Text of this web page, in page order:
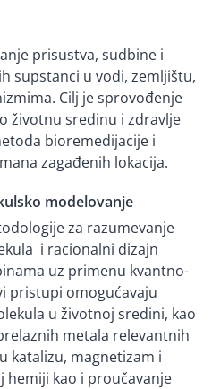
prisustva, sudbine i
supstanci u vodi, zemljištu,
Cilj je sprovođenje
životnu sredinu i zdravlje
bioremedijacije i
zagađenih lokacija.
modelovanje
za razumevanje
i racionalni dizajn
uz primenu kvantno-
pristupi omogućavaju
u životnoj sredini, kao
metala relevantnih
katalizu, magnetizam i
kao i proučavanje